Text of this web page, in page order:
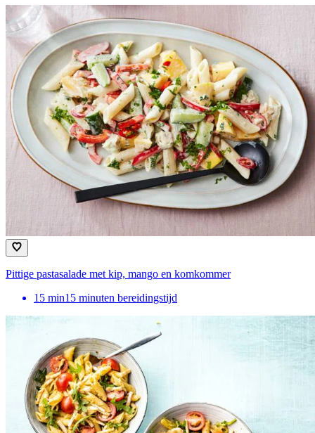
Pittige pastasalade met kip, mango en komkommer
15 min15 minuten bereidingstijd